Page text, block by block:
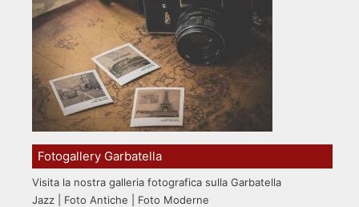
Fotogallery Garbatella
Visita la nostra galleria fotografica sulla Garbatella
Jazz | Foto Antiche | Foto Moderne